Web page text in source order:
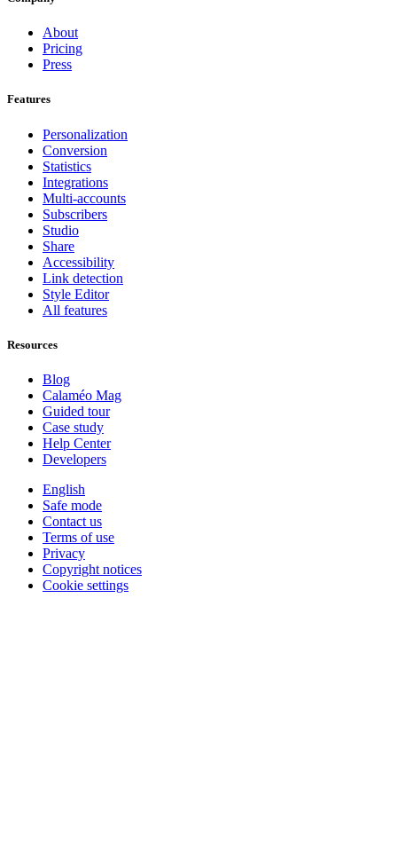
About
Pricing
Press
Features
Personalization
Conversion
Statistics
Integrations
Multi-accounts
Subscribers
Studio
Share
Accessibility
Link detection
Style Editor
All features
Resources
Blog
Calaméo Mag
Guided tour
Case study
Help Center
Developers
English
Safe mode
Contact us
Terms of use
Privacy
Copyright notices
Cookie settings